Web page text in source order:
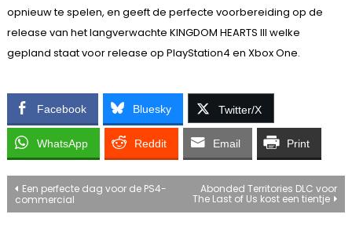
opnieuw te spelen, en geeft de perfecte voorbereiding op de
release van het langverwachte KINGDOM HEARTS III welke
gepland staat voor release op PlayStation4 en Xbox One.
Facebook Bluesky Twitter/X
WhatsApp Reddit Email Print
Bericht
Een perfecte dag voor de PS4-
commercial
Abonded Territories DLC voor
The Last of Us kost een tientje